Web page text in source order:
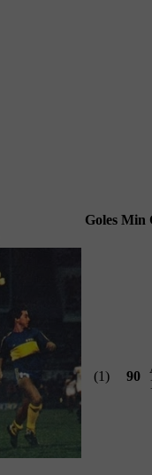
Goles Min
(1) 90